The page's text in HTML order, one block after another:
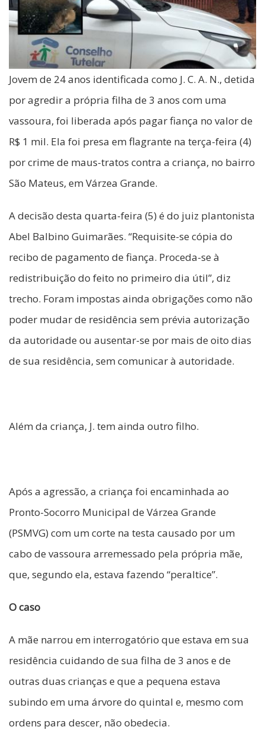
Jovem de 24 anos identificada como J. C. A. N., detida
por agredir a própria filha de 3 anos com uma
vassoura, foi liberada após pagar fiança no valor de
R$ 1 mil. Ela foi presa em flagrante na terça-feira (4)
por crime de maus-tratos contra a criança, no bairro
São Mateus, em Várzea Grande.
A decisão desta quarta-feira (5) é do juiz plantonista
Abel Balbino Guimarães. “Requisite-se cópia do
recibo de pagamento de fiança. Proceda-se à
redistribuição do feito no primeiro dia útil”, diz
trecho. Foram impostas ainda obrigações como não
poder mudar de residência sem prévia autorização
da autoridade ou ausentar-se por mais de oito dias
de sua residência, sem comunicar à autoridade.
Além da criança, J. tem ainda outro filho.
Após a agressão, a criança foi encaminhada ao
Pronto-Socorro Municipal de Várzea Grande
(PSMVG) com um corte na testa causado por um
cabo de vassoura arremessado pela própria mãe,
que, segundo ela, estava fazendo “peraltice”.
O caso
A mãe narrou em interrogatório que estava em sua
residência cuidando de sua filha de 3 anos e de
outras duas crianças e que a pequena estava
subindo em uma árvore do quintal e, mesmo com
ordens para descer, não obedecia.